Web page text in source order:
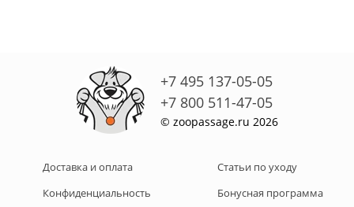
+7 495 137-05-05
+7 800 511-47-05
© zoopassage.ru 2026
Доставка и оплата
Конфиденциальность
Статьи по уходу
Бонусная программа